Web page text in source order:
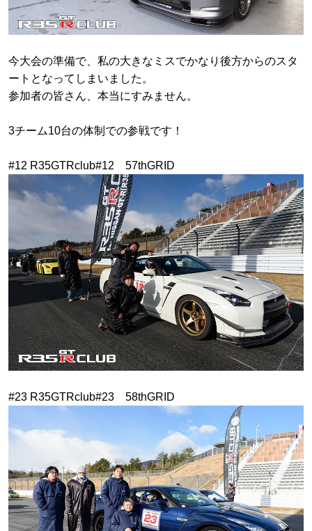
今大会の準備で、私の大きなミスでかなり後方からのスタ
ートとなってしまいました。
参加者の皆さん、本当にすみません。
3チーム10台の体制での参戦です！
#12 R35GTRclub#12 57thGRID
#23 R35GTRclub#23 58thGRID